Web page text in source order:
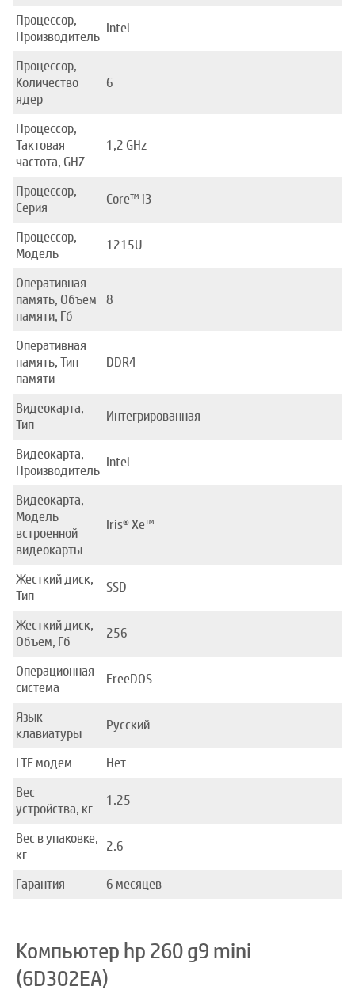
Процессор,
Производитель
Intel
Процессор,
Количество
ядер
6
Процессор,
Тактовая
частота, GHZ
1,2 GHz
Процессор,
Серия
Core™ i3
Процессор,
Модель
1215U
Оперативная
память, Объем
памяти, Гб
8
Оперативная
память, Тип
памяти
DDR4
Видеокарта,
Тип
Интегрированная
Видеокарта,
Производитель
Intel
Видеокарта,
Модель
встроенной
видеокарты
Iris® Xe™
Жесткий диск,
Тип
SSD
Жесткий диск,
Объём, Гб
256
Операционная
система
FreeDOS
Язык
клавиатуры
Русский
LTE модем
Нет
Вес
устройства, кг
1.25
Вес в упаковке,
кг
2.6
Гарантия 6 месяцев
Компьютер hp 260 g9 mini
(6D302EA)